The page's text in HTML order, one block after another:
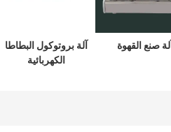
آلة صنع القهوة
آلة بروتوكول البطاطا
الكهربائية